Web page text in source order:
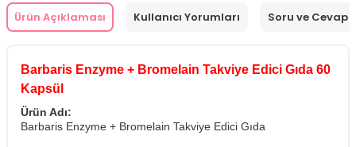
Ürün Açıklaması Kullanıcı Yorumları Soru ve Cevap
Barbaris Enzyme + Bromelain Takviye Edici Gıda 60
Kapsül
Ürün Adı:
Barbaris Enzyme + Bromelain Takviye Edici Gıda